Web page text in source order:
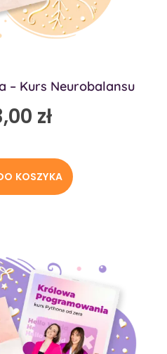
– Kurs Neurobalansu
zł
KOSZYKA